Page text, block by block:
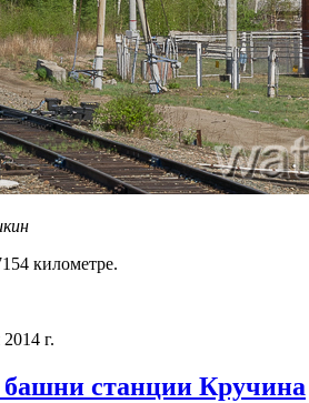
километре.
г.
станции Кручина